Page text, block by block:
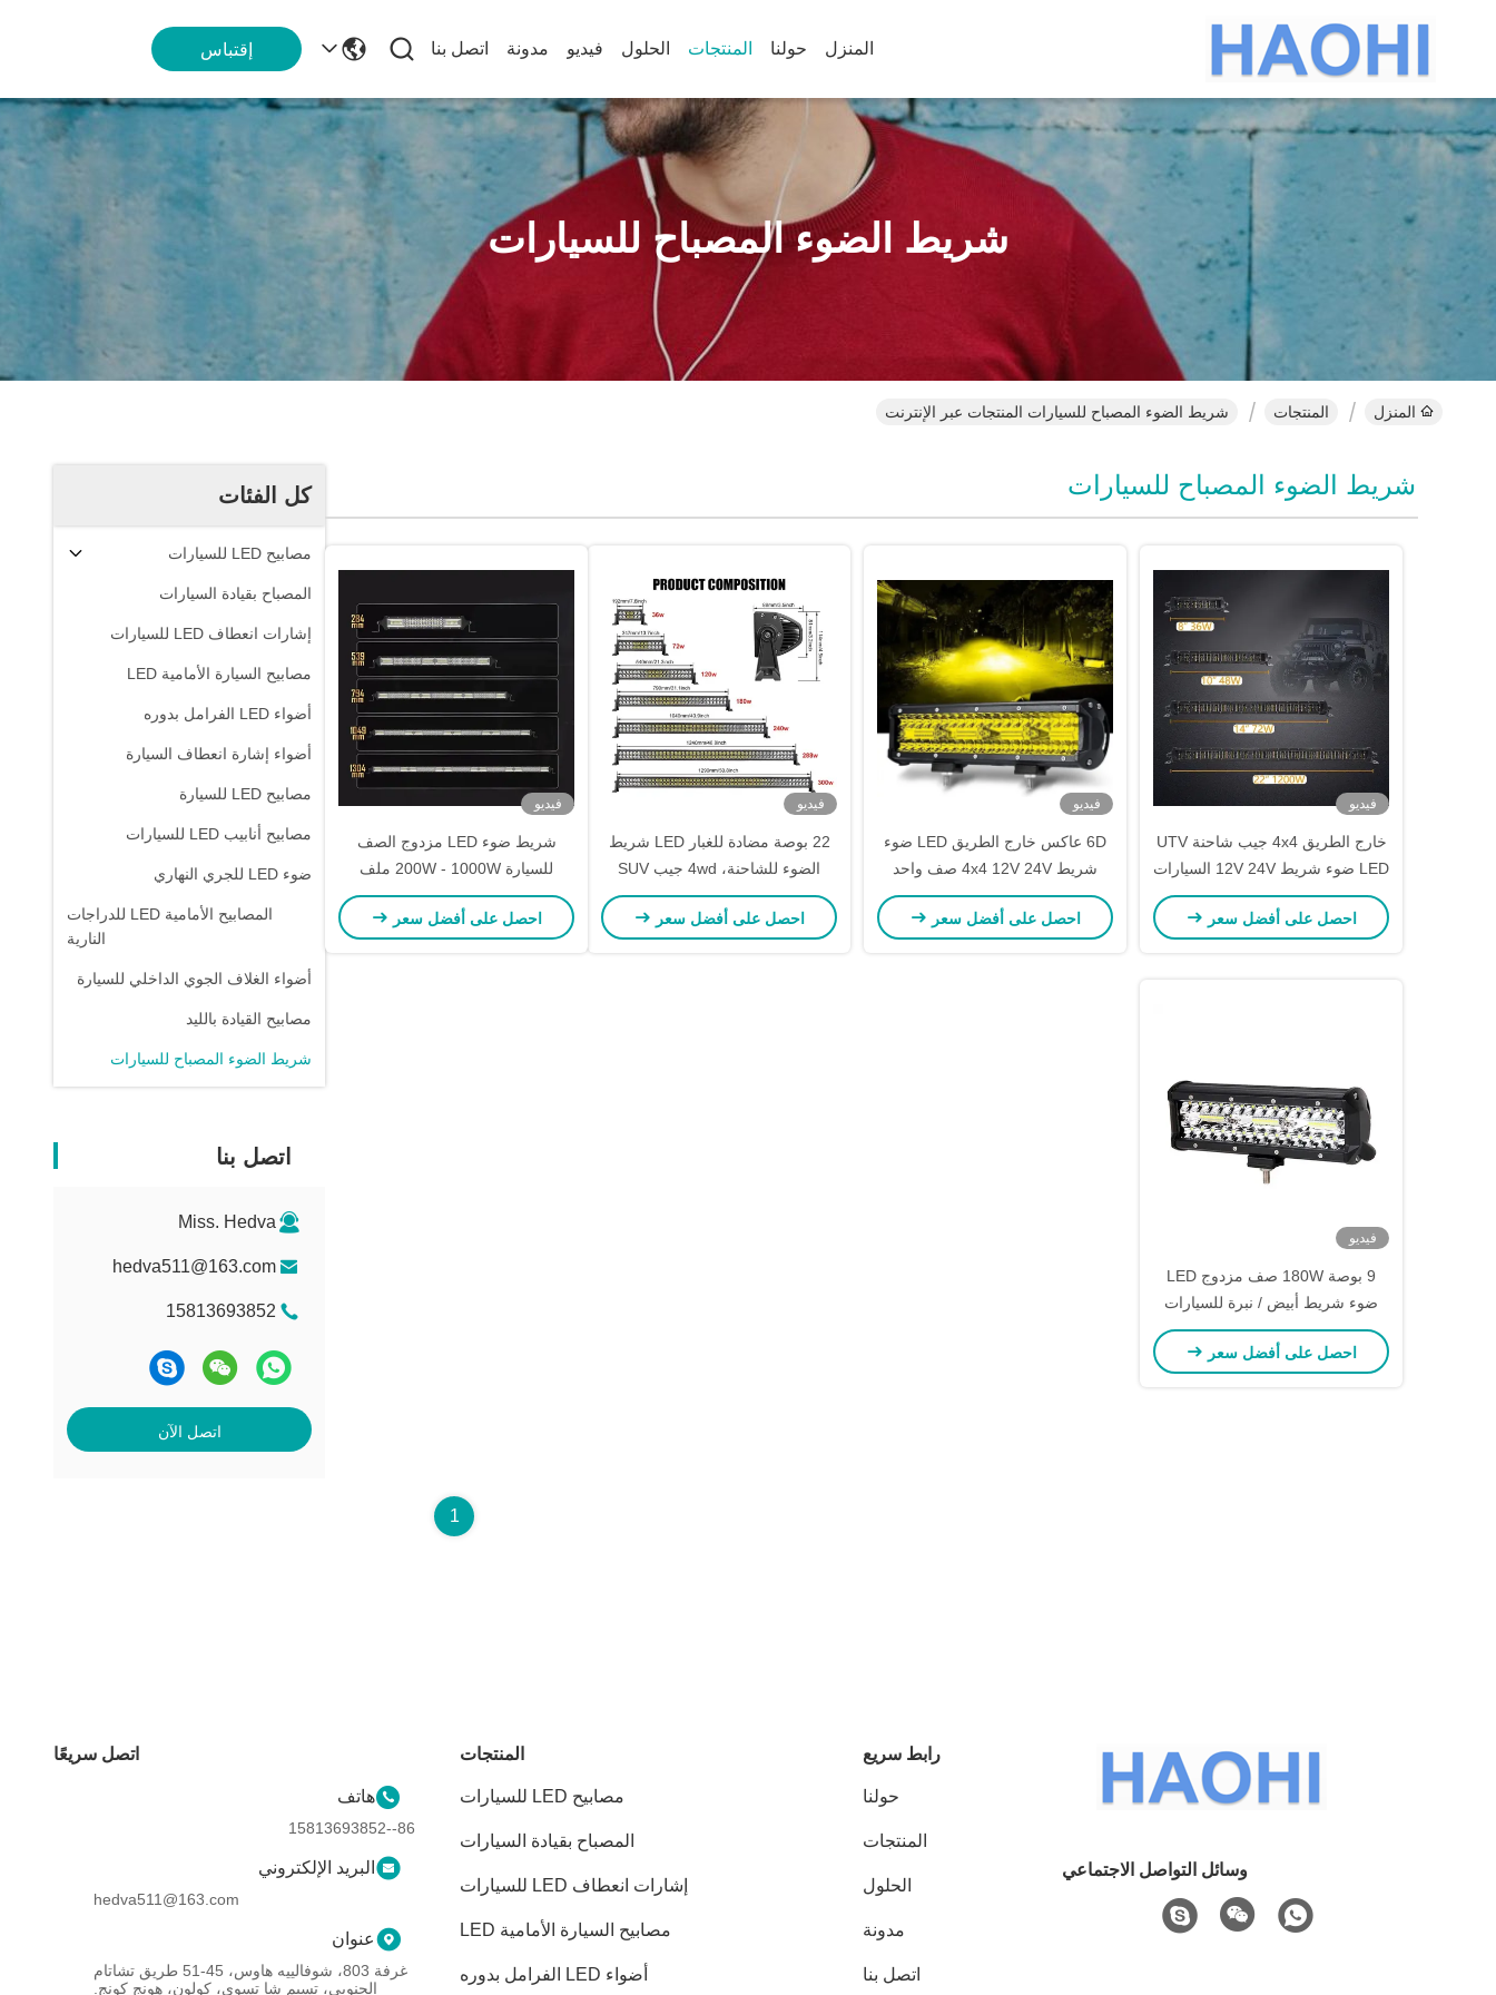
المنزل حولنا المنتجات الحلول فيديو مدونة اتصل بنا إقتباس
شريط الضوء المصباح للسيارات
المنزل المنتجات شريط الضوء المصباح للسيارات المنتجات عبر الإنترنت
كل الفئات
مصابيح LED للسيارات
المصباح بقيادة السيارات
إشارات انعطاف LED للسيارات
مصابيح السيارة الأمامية LED
أضواء LED الفرامل بدوره
أضواء إشارة انعطاف السيارة
مصابيح LED للسيارة
مصابيح أنابيب LED للسيارات
ضوء LED للجري النهاري
المصابيح الأمامية LED للدراجات
النارية
أضواء الغلاف الجوي الداخلي للسيارة
مصابيح القيادة بالليد
شريط الضوء المصباح للسيارات
اتصل بنا
Miss. Hedva
hedva511@163.com
15813693852
اتصل الآن
شريط الضوء المصباح للسيارات
فيديو
خارج الطريق 4x4 جيب شاحنة UTV
LED ضوء شريط 12V 24V السيارات
LED ضوء شريط
احصل على أفضل سعر
فيديو
6D عاكس خارج الطريق LED ضوء
شريط 4x4 12V 24V صف واحد
للسيارات LED ضوء شريط
احصل على أفضل سعر
فيديو
22 بوصة مضادة للغبار LED شريط
الضوء للشاحنة، 4wd جيب SUV
قارب LED Offroad ضوء شريط
احصل على أفضل سعر
فيديو
شريط ضوء LED مزدوج الصف
للسيارة 200W - 1000W ملف
الألومنيوم
احصل على أفضل سعر
فيديو
9 بوصة 180W صف مزدوج LED
ضوء شريط أبيض / نبرة للسيارات
الوعرة
احصل على أفضل سعر
1
وسائل التواصل الاجتماعي
رابط سريع
حولنا
المنتجات
الحلول
مدونة
اتصل بنا
المنتجات
مصابيح LED للسيارات
المصباح بقيادة السيارات
إشارات انعطاف LED للسيارات
مصابيح السيارة الأمامية LED
أضواء LED الفرامل بدوره
اتصل سريعًا
هاتف
86--15813693852
البريد الإلكتروني
hedva511@163.com
عنوان
غرفة 803، شوفالييه هاوس، 45-51 طريق تشاتام
الجنوبي، تسيم شا تسوي، كولون، هونج كونج.